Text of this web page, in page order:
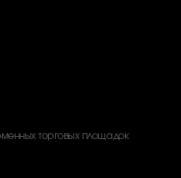
торговых площадок